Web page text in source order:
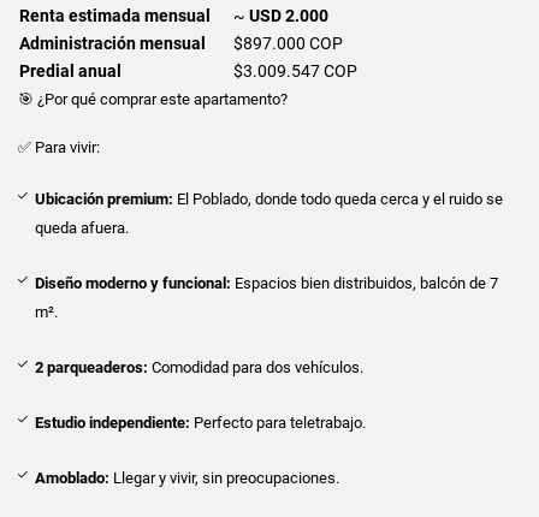
Renta estimada mensual ~ USD 2.000
Administración mensual
$897.000 COP
Predial anual
$3.009.547 COP
🎯 ¿Por qué comprar este apartamento?
✅ Para vivir:
Ubicación premium: El Poblado, donde todo queda cerca y el ruido se
queda afuera.
Diseño moderno y funcional: Espacios bien distribuidos, balcón de 7
m².
2 parqueaderos: Comodidad para dos vehículos.
Estudio independiente: Perfecto para teletrabajo.
Amoblado: Llegar y vivir, sin preocupaciones.